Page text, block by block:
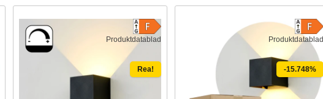
Produktdatablad
Rea!
Produktdatablad
-15.748%